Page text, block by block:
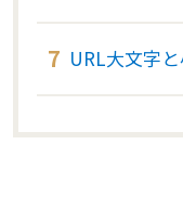
URL大文字